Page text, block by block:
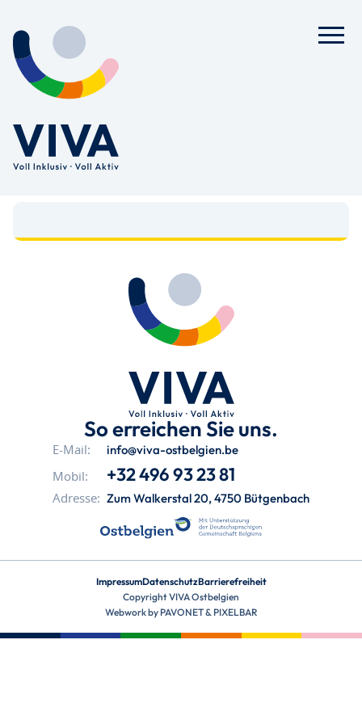
So erreichen Sie uns.
E-Mail: info@viva-ostbelgien.be
Mobil: +32 496 93 23 81
Adresse: Zum Walkerstal 20, 4750 Bütgenbach
ImpressumDatenschutzBarrierefreiheit
Copyright VIVA Ostbelgien
Webwork by PAVONET& PIXELBAR